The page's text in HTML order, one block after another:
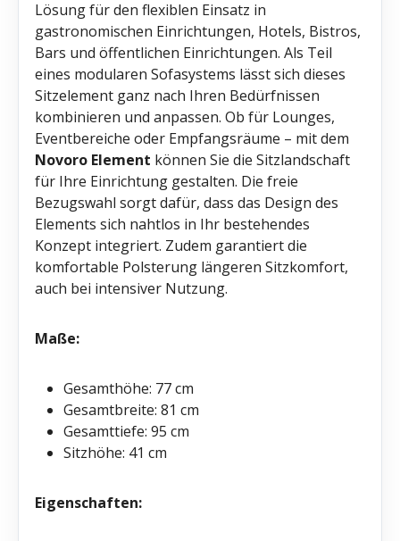
Lösung für den flexiblen Einsatz in
gastronomischen Einrichtungen, Hotels, Bistros,
Bars und öffentlichen Einrichtungen. Als Teil
eines modularen Sofasystems lässt sich dieses
Sitzelement ganz nach Ihren Bedürfnissen
kombinieren und anpassen. Ob für Lounges,
Eventbereiche oder Empfangsräume – mit dem
Novoro Element können Sie die Sitzlandschaft
für Ihre Einrichtung gestalten. Die freie
Bezugswahl sorgt dafür, dass das Design des
Elements sich nahtlos in Ihr bestehendes
Konzept integriert. Zudem garantiert die
komfortable Polsterung längeren Sitzkomfort,
auch bei intensiver Nutzung.
Maße:
Gesamthöhe: 77 cm
Gesamtbreite: 81 cm
Gesamttiefe: 95 cm
Sitzhöhe: 41 cm
Eigenschaften: